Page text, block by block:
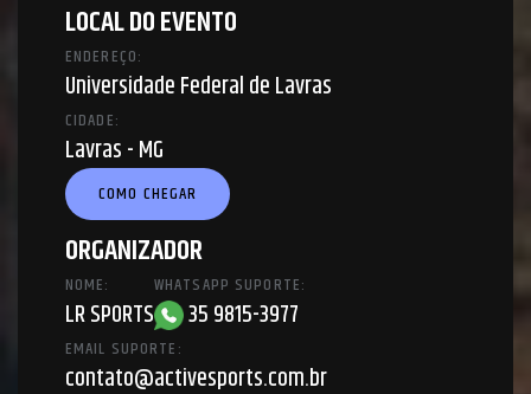
LOCAL DO EVENTO
ENDEREÇO:
Universidade Federal de Lavras
CIDADE:
Lavras - MG
COMO CHEGAR
ORGANIZADOR
NOME:
LR SPORTS
WHATSAPP SUPORTE:
35 9815-3977
EMAIL SUPORTE:
contato@activesports.com.br